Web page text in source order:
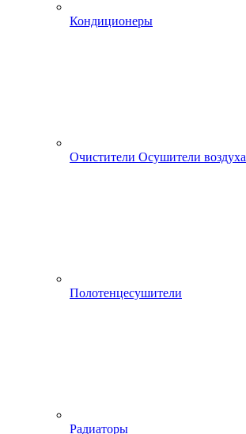
Кондиционеры
Очистители Осушители воздуха
Полотенцесушители
Радиаторы